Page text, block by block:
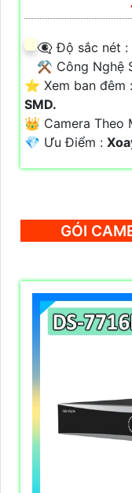
👁️‍🗨 Độ sắc nét :
⚒ Công Nghệ
⭐ Xem ban đêm :
SMD.
👑 Camera Theo
️💎 Ưu Điểm :
GÓI